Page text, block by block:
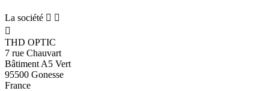
La société  

THD OPTIC
7 rue Chauvart
Bâtiment A5 Vert
95500 Gonesse
France